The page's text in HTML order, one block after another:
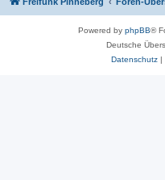
Powered by phpBB®
Deutsche
Datenschutz|